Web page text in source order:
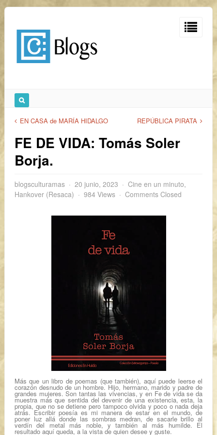
EN CASA de MARÍA HIDALGO REPÚBLICA PIRATA
FE DE VIDA: Tomás Soler
Borja.
blogsculturamas 20 junio, 2023 Cine en un minuto,
Hankover (Resaca)
984 Views Comments Closed
Más que un libro de poemas (que también), aquí puede leerse el
corazón desnudo de un hombre. Hijo, hermano, marido y padre de
grandes mujeres. Son tantas las vivencias, y en Fe de vidase da
muestra más que sentida del devenir de una existencia, esta, la
propia, que no se detiene pero tampoco olvida y poco o nada deja
atrás. Escribir poesía es mi manera de estar en el mundo, de
poner luz allá donde las sombras medran, de sacarle brillo al
verdín del metal más noble, y también al más humilde. El
resultado aquí queda, a la vista de quien desee y guste.